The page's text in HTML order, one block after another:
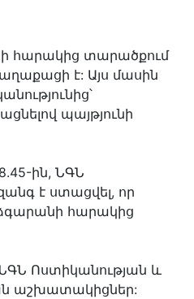
հարակից տարածքում
է: Այս մասին
պայթյունի
ին, ՆԳՆ
է ստացվել, որ
հարակից
ՆԳՆ Ոստիկանության և
աշխատակիցներ: